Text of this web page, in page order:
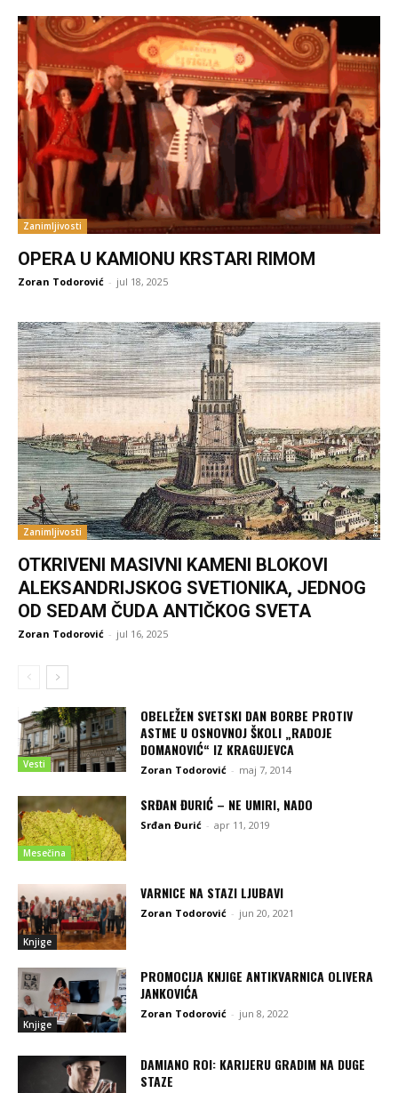
Zanimljivosti
OPERA U KAMIONU KRSTARI RIMOM
Zoran Todorović - jul 18, 2025
Zanimljivosti
OTKRIVENI MASIVNI KAMENI BLOKOVI
ALEKSANDRIJSKOG SVETIONIKA, JEDNOG
OD SEDAM ČUDA ANTIČKOG SVETA
Zoran Todorović - jul 16, 2025
Vesti
OBELEŽEN SVETSKI DAN BORBE PROTIV
ASTME U OSNOVNOJ ŠKOLI „RADOJE
DOMANOVIĆ“ IZ KRAGUJEVCA
Zoran Todorović - maj 7, 2014
Mesečina
SRĐAN ĐURIĆ – NE UMIRI, NADO
Srđan Đurić - apr 11, 2019
Knjige
VARNICE NA STAZI LJUBAVI
Zoran Todorović - jun 20, 2021
Knjige
PROMOCIJA KNJIGE ANTIKVARNICA OLIVERA
JANKOVIĆA
Zoran Todorović - jun 8, 2022
DAMIANO ROI: KARIJERU GRADIM NA DUGE
STAZE